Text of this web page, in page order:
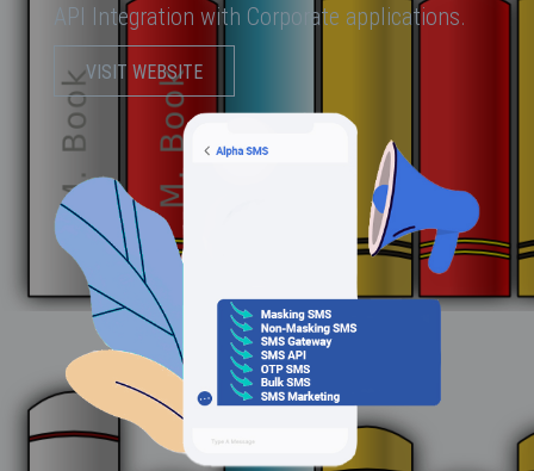
API Integration with Corporate applications.
VISIT WEBSITE